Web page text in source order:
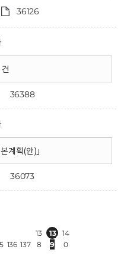
36126
36388
계획(안)」
36073
136 137
13
8
13
9
14
0